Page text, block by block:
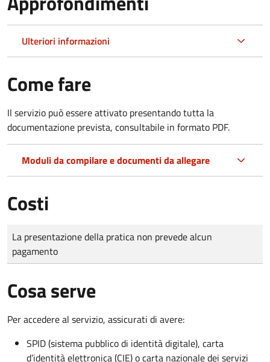
Ulteriori informazioni
Come fare
Il servizio può essere attivato presentando tutta la
documentazione prevista, consultabile in formato PDF.
Moduli da compilare e documenti da allegare
Costi
Tipo di pagamento
Importo
La presentazione della pratica non prevede alcun
pagamento
Cosa serve
Per accedere al servizio, assicurati di avere:
SPID (sistema pubblico di identità digitale), carta
d’identità elettronica (CIE) o carta nazionale dei servizi